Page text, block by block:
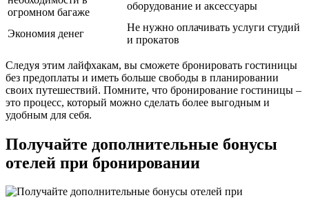
огромном багаже
оборудование и аксессуары
Экономия денег
Не нужно оплачивать услуги студий
и прокатов
Следуя этим лайфхакам, вы сможете бронировать гостиницы
без предоплаты и иметь больше свободы в планировании
своих путешествий. Помните, что бронирование гостиницы –
это процесс, который можно сделать более выгодным и
удобным для себя.
Получайте дополнительные бонусы
отелей при бронировании